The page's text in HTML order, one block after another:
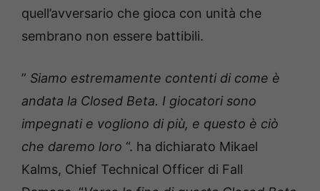
quell’avversario che gioca con unità che
sembrano non essere battibili.
” Siamo estremamente contenti di come è
andata la Closed Beta. I giocatori sono
impegnati e vogliono di più, e questo è ciò
che daremo loro “. ha dichiarato Mikael
Kalms, Chief Technical Officer di Fall